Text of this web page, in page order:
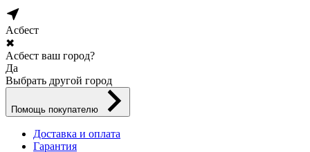
Асбест
✖
Асбест ваш город?
Да
Выбрать другой город
Помощь покупателю
Доставка и оплата
Гарантия